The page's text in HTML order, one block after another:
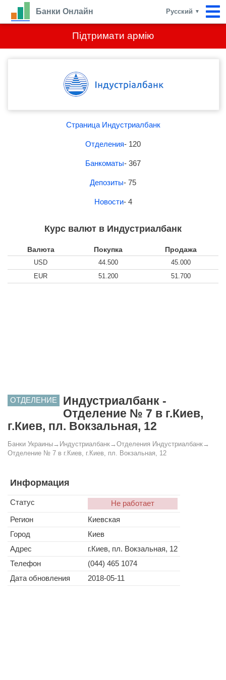
Підтримати армію
Банки Онлайн Русский ▼
Страница Индустриалбанк
Отделения- 120
Банкоматы- 367
Депозиты- 75
Новости- 4
Курс валют в Индустриалбанк
Валюта Покупка Продажа
USD 44.500
45.000
EUR
51.200 51.700
ОТДЕЛЕНИЕ
Индустриалбанк -
Отделение № 7 в г.Киев,
г.Киев, пл. Вокзальная, 12
Банки Украины→ Индустриалбанк→ Отделения Индустриалбанк→
Отделение № 7 в г.Киев, г.Киев, пл. Вокзальная, 12
Информация
Статус
Не работает
Регион
Киевская
Город
Киев
Адрес
г.Киев, пл. Вокзальная, 12
Телефон
(044) 465 1074
Дата обновления
2018-05-11